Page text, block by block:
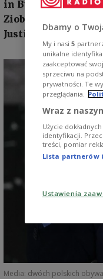
in Budapest
Ziobro 26
Justizfonds.
Media: dwóch polskich
Dbamy o
My i nasi 5
unikalne
zaakceptować
sprzeciwu na
prywatności. Te
przeglądania.
Wraz z
Użycie
identyfikacji.
treści, pomiar
Lista partnerów
Ustawienia